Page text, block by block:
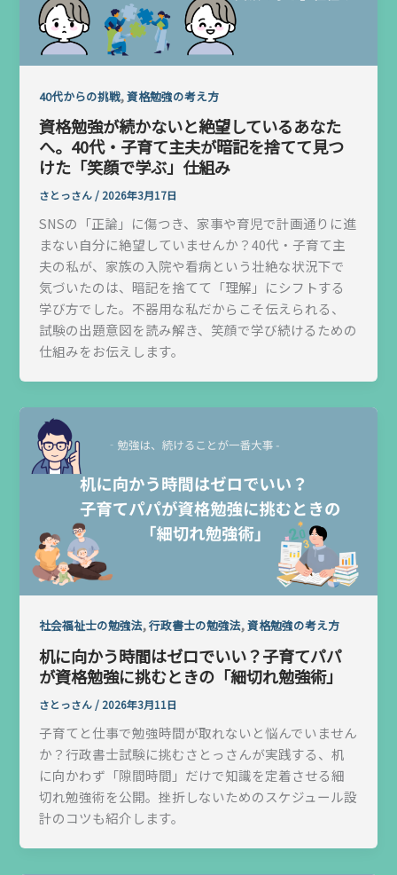
40代からの挑戦,資格勉強の考え方
資格勉強が続かないと絶望しているあなた
へ。40代・子育て主夫が暗記を捨てて見つ
けた「笑顔で学ぶ」仕組み
さとっさん / 2026年3月17日
SNSの「正論」に傷つき、家事や育児で計画通りに進
まない自分に絶望していませんか？40代・子育て主
夫の私が、家族の入院や看病という壮絶な状況下で
気づいたのは、暗記を捨てて「理解」にシフトする
学び方でした。不器用な私だからこそ伝えられる、
試験の出題意図を読み解き、笑顔で学び続けるための
仕組みをお伝えします。
社会福祉士の勉強法,行政書士の勉強法,資格勉強の考え方
机に向かう時間はゼロでいい？子育てパパ
が資格勉強に挑むときの「細切れ勉強術」
さとっさん / 2026年3月11日
子育てと仕事で勉強時間が取れないと悩んでいません
か？行政書士試験に挑むさとっさんが実践する、机
に向かわず「隙間時間」だけで知識を定着させる細
切れ勉強術を公開。挫折しないためのスケジュール設
計のコツも紹介します。